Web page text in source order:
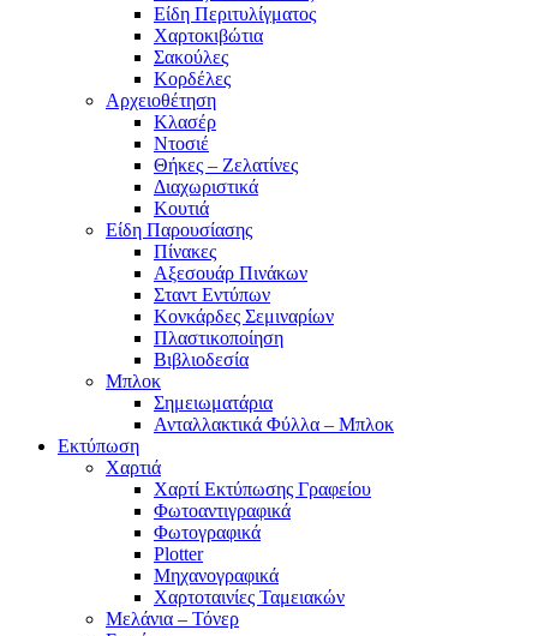
Είδη Περιτυλίγματος
Χαρτοκιβώτια
Σακούλες
Κορδέλες
Αρχειοθέτηση
Κλασέρ
Ντοσιέ
Θήκες – Ζελατίνες
Διαχωριστικά
Κουτιά
Είδη Παρουσίασης
Πίνακες
Αξεσουάρ Πινάκων
Σταντ Εντύπων
Κονκάρδες Σεμιναρίων
Πλαστικοποίηση
Βιβλιοδεσία
Μπλοκ
Σημειωματάρια
Ανταλλακτικά Φύλλα – Μπλοκ
Εκτύπωση
Χαρτιά
Χαρτί Εκτύπωσης Γραφείου
Φωτοαντιγραφικά
Φωτογραφικά
Plotter
Μηχανογραφικά
Χαρτοταινίες Ταμειακών
Μελάνια – Τόνερ